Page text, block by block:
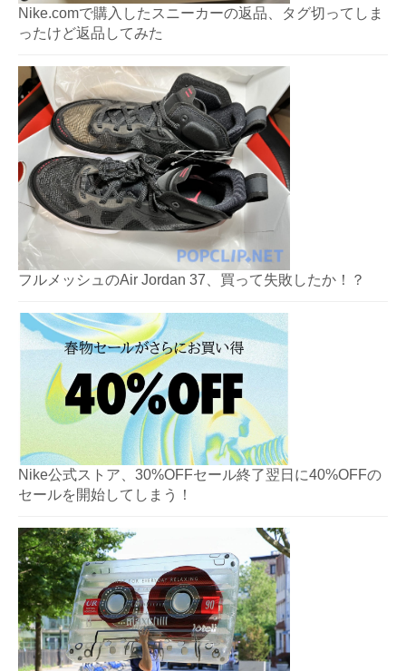
Nike.comで購入したスニーカーの返品、タグ切ってしま
ったけど返品してみた
フルメッシュのAir Jordan 37、買って失敗したか！？
Nike公式ストア、30%OFFセール終了翌日に40%OFFの
セールを開始してしまう！